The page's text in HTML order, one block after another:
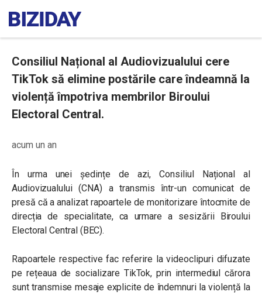
Consiliul Național al Audiovizualului cere
TikTok să elimine postările care îndeamnă la
violență împotriva membrilor Biroului
Electoral Central.
acum un an
În urma unei ședințe de azi, Consiliul Național al
Audiovizualului (CNA) a transmis într-un comunicat de
presă că a analizat rapoartele de monitorizare întocmite de
direcția de specialitate, ca urmare a sesizării Biroului
Electoral Central (BEC).
Rapoartele respective fac referire la videoclipuri difuzate
pe rețeaua de socializare TikTok, prin intermediul cărora
sunt transmise mesaje explicite de îndemnuri la violență la